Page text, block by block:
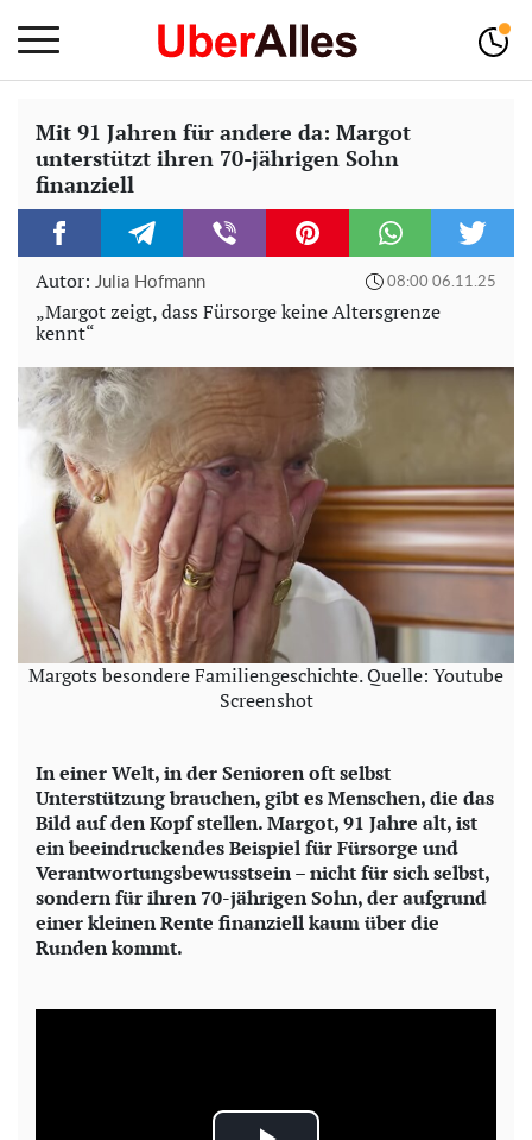
Mit 91 Jahren für andere da: Margot
unterstützt ihren 70-jährigen Sohn
finanziell
Autor: Julia Hofmann 08:00 06.11.25
„Margot zeigt, dass Fürsorge keine Altersgrenze
kennt“
Margots besondere Familiengeschichte. Quelle: Youtube
Screenshot
In einer Welt, in der Senioren oft selbst
Unterstützung brauchen, gibt es Menschen, die das
Bild auf den Kopf stellen. Margot, 91 Jahre alt, ist
ein beeindruckendes Beispiel für Fürsorge und
Verantwortungsbewusstsein – nicht für sich selbst,
sondern für ihren 70-jährigen Sohn, der aufgrund
einer kleinen Rente finanziell kaum über die
Runden kommt.